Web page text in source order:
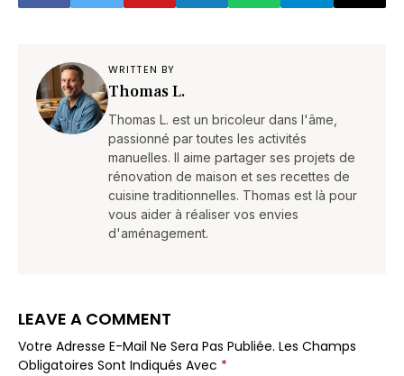
WRITTEN BY
Thomas L.
Thomas L. est un bricoleur dans l'âme,
passionné par toutes les activités
manuelles. Il aime partager ses projets de
rénovation de maison et ses recettes de
cuisine traditionnelles. Thomas est là pour
vous aider à réaliser vos envies
d'aménagement.
LEAVE A COMMENT
Votre Adresse E-Mail Ne Sera Pas Publiée. Les Champs
Obligatoires Sont Indiqués Avec *